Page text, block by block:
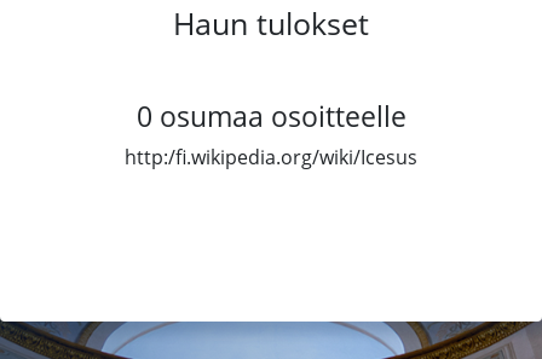
Haun tulokset
0 osumaa osoitteelle
http:/fi.wikipedia.org/wiki/Icesus